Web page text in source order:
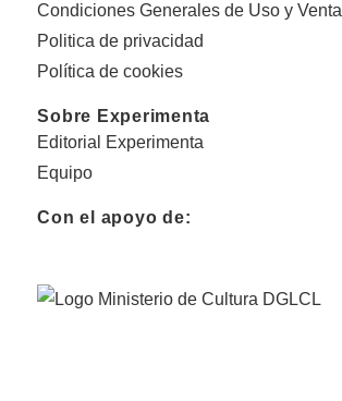
Condiciones Generales de Uso y Venta
Politica de privacidad
Política de cookies
Sobre Experimenta
Editorial Experimenta
Equipo
Con el apoyo de: